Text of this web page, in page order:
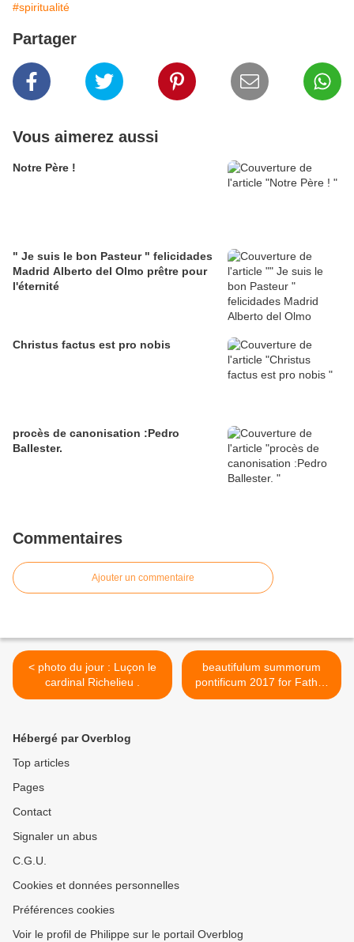
#spiritualité
Partager
Vous aimerez aussi
Notre Père !
" Je suis le bon Pasteur " felicidades
Madrid Alberto del Olmo prêtre pour
l'éternité
Christus factus est pro nobis
procès de canonisation :Pedro
Ballester.
Commentaires
Ajouter un commentaire
< photo du jour : Luçon le
cardinal Richelieu .
beautifulum summorum
pontificum 2017 for Father
Claude Barthe directorum.
Hébergé par Overblog
Top articles
Pages
Contact
Signaler un abus
C.G.U.
Cookies et données personnelles
Préférences cookies
Voir le profil de Philippe sur le portail Overblog